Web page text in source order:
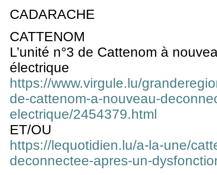
CADARACHE
CATTENOM
L’unité n°3 de Cattenom à
électrique
https://www.virgule.lu/
de-cattenom-a-nouveau-
electrique/2454379.html
ET/OU
https://lequotidien.lu/a-la-une/
deconnectee-apres-un-